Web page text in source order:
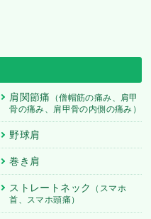
肩関節痛
（僧帽筋の痛み、肩甲
骨の痛み、肩甲骨の内側の痛み）
野球肩
巻き肩
ストレートネック
（スマホ
首、スマホ頭痛）